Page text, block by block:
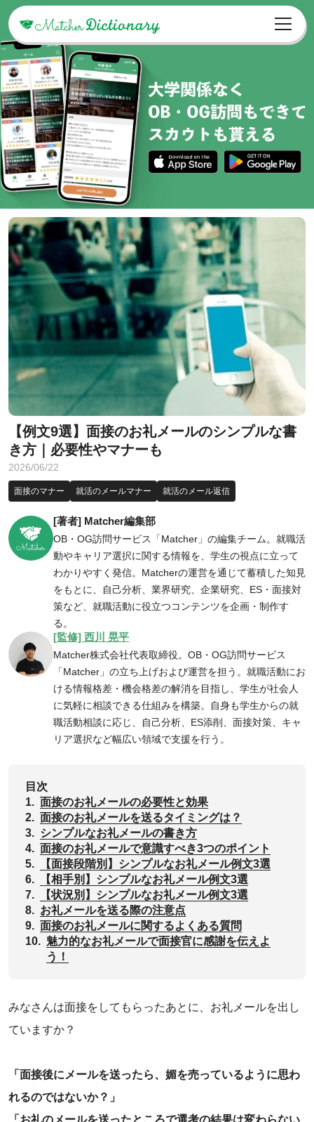
【例文9選】面接のお礼メールのシンプルな書
き方｜必要性やマナーも
2026/06/22
面接のマナー 就活のメールマナー 就活のメール返信
[著者] Matcher編集部
OB・OG訪問サービス「Matcher」の編集チーム。就職活
動やキャリア選択に関する情報を、学生の視点に立って
わかりやすく発信。Matcherの運営を通じて蓄積した知見
をもとに、自己分析、業界研究、企業研究、ES・面接対
策など、就職活動に役立つコンテンツを企画・制作す
る。
[監修] 西川 晃平
Matcher株式会社代表取締役。OB・OG訪問サービス
「Matcher」の立ち上げおよび運営を担う。就職活動にお
ける情報格差・機会格差の解消を目指し、学生が社会人
に気軽に相談できる仕組みを構築。自身も学生からの就
職活動相談に応じ、自己分析、ES添削、面接対策、キャ
リア選択など幅広い領域で支援を行う。
目次
1. 面接のお礼メールの必要性と効果
2. 面接のお礼メールを送るタイミングは？
3. シンプルなお礼メールの書き方
4. 面接のお礼メールで意識すべき3つのポイント
5.
【面接段階別】シンプルなお礼メール例文3選
6.
【相手別】シンプルなお礼メール例文3選
7.
【状況別】シンプルなお礼メール例文3選
8. お礼メールを送る際の注意点
9. 面接のお礼メールに関するよくある質問
10. 魅力的なお礼メールで面接官に感謝を伝えよ
う！
みなさんは面接をしてもらったあとに、お礼メールを出し
ていますか？
「面接後にメールを送ったら、媚を売っているように思わ
れるのではないか？」